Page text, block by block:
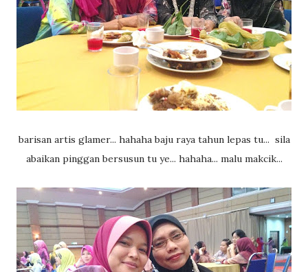
barisan artis glamer... hahaha baju raya tahun lepas tu... sila
abaikan pinggan bersusun tu ye... hahaha... malu makcik...